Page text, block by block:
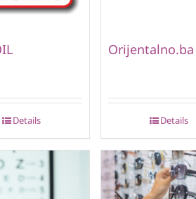
Details
Orijentalno.ba
Details